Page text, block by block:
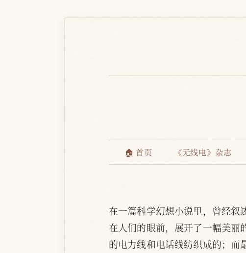
🏠 首页 《无线电》杂志
在一篇科学幻想小说里，曾经
在人们的眼前，展开了一幅美丽
的电力线和电话线纺织成的；而